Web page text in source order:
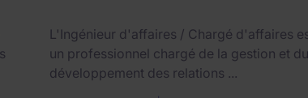
L'Ingénieur d'affaires / Chargé d'affaires
un professionnel chargé de la gestion et du
développement des relations ...